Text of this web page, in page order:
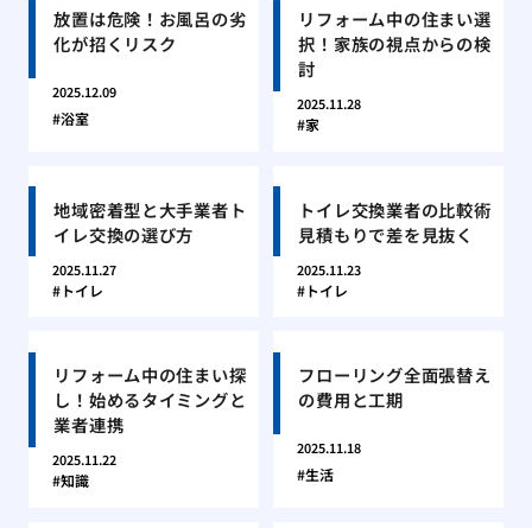
放置は危険！お風呂の劣
化が招くリスク
2025.12.09
浴室
リフォーム中の住まい選
択！家族の視点からの検
討
2025.11.28
家
地域密着型と大手業者ト
イレ交換の選び方
2025.11.27
トイレ
トイレ交換業者の比較術
見積もりで差を見抜く
2025.11.23
トイレ
リフォーム中の住まい探
し！始めるタイミングと
業者連携
2025.11.22
知識
フローリング全面張替え
の費用と工期
2025.11.18
生活